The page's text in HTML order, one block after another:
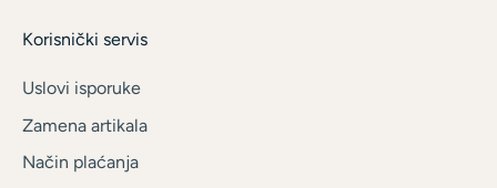
Korisnički servis
Uslovi isporuke
Zamena artikala
Način plaćanja